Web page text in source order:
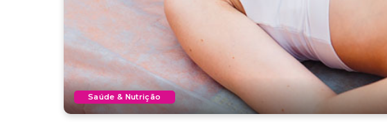
Saúde & Nutrição